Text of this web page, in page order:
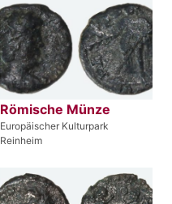
Römische Münze
Europäischer Kulturpark
Reinheim